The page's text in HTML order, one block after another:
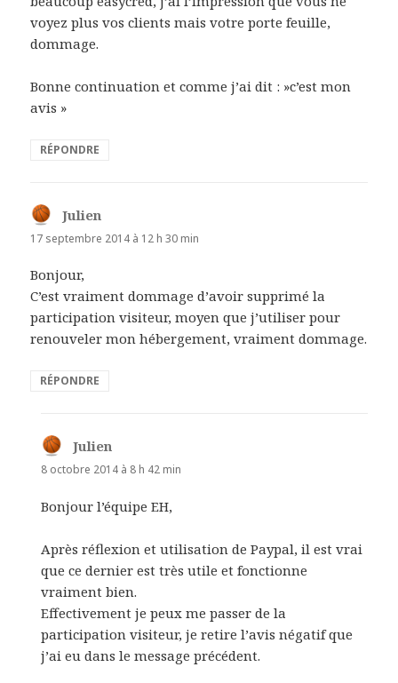
voyez plus vos clients mais votre porte feuille,
dommage.
Bonne continuation et comme j’ai dit : »c’est mon
avis »
RÉPONDRE
Julien
17 septembre 2014 à 12 h 30 min
Bonjour,
C’est vraiment dommage d’avoir supprimé la
participation visiteur, moyen que j’utiliser pour
renouveler mon hébergement, vraiment dommage.
RÉPONDRE
Julien
8 octobre 2014 à 8 h 42 min
Bonjour l’équipe EH,
Après réflexion et utilisation de Paypal, il est vrai
que ce dernier est très utile et fonctionne
vraiment bien.
Effectivement je peux me passer de la
participation visiteur, je retire l’avis négatif que
j’ai eu dans le message précédent.